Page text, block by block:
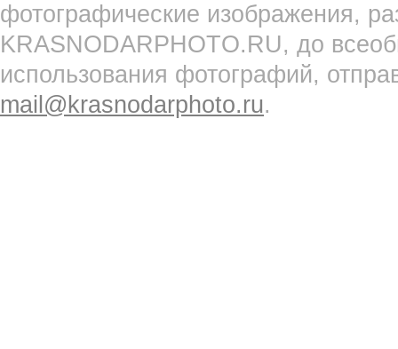
фотографические изображения,
KRASNODARPHOTO.RU, до
использования фотографий,
mail@krasnodarphoto.ru.